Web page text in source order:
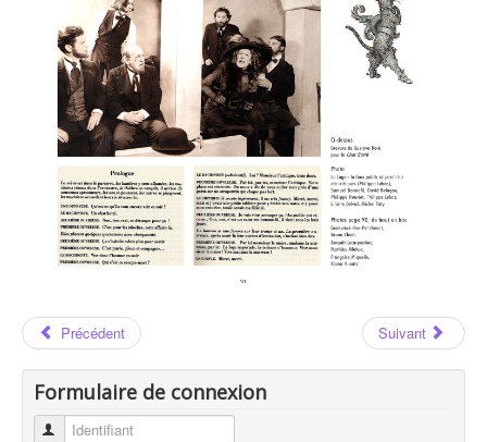
Les Auteurs
Jean-Claude GRUMBERG
Jean-Claude GRUMBERG : Page 91
Précédent Suivant
Formulaire de connexion
Identifiant